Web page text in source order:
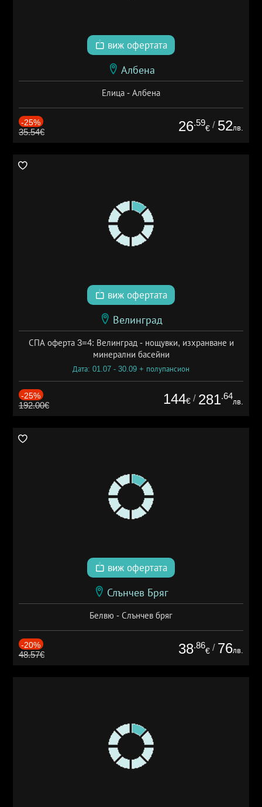
виж офертата
Албена
Елица - Албена
-25%
35.54€ 26.59
€ / 52лв.
виж офертата
Велинград
СПА оферта 3=4: Велинград - нощувки, изхранване и
минерални басейни
Дата: 01.07 - 30.09 + полупансион
-25%
192.00€ 144€ / 281.64
лв.
виж офертата
Слънчев Бряг
Белвю - Слънчев бряг
-20%
48.57€ 38.86
€ / 76лв.